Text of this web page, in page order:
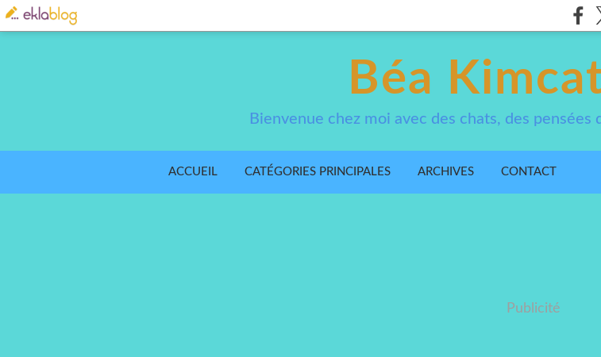
Béa
Bienvenue chez moi avec des chats, des pensées
ACCUEIL CATÉGORIES PRINCIPALES ARCHIVES CONTACT
Publicité